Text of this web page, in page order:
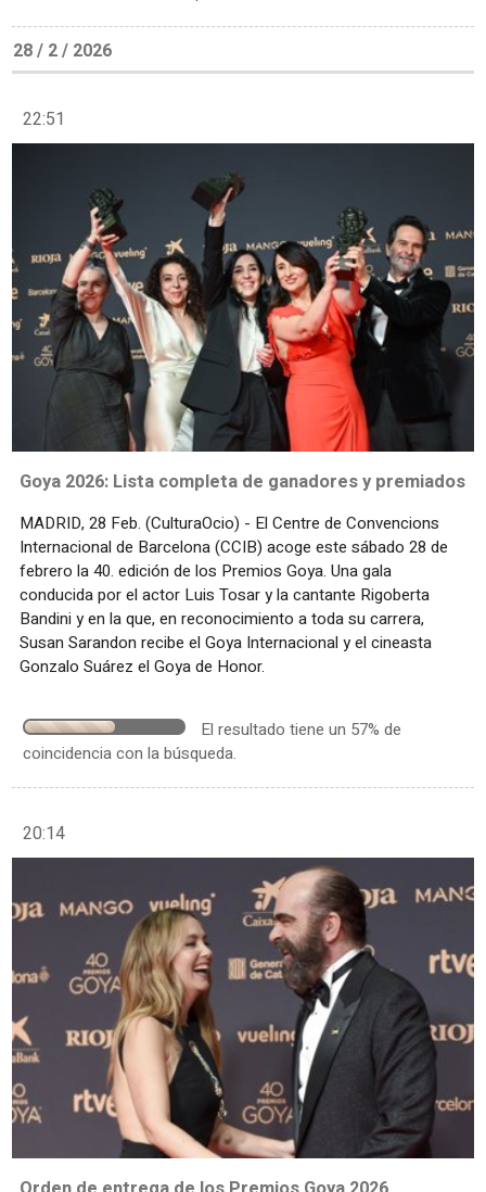
28 / 2 / 2026
22:51
Goya 2026: Lista completa de ganadores y premiados
MADRID, 28 Feb. (CulturaOcio) - El Centre de Convencions
Internacional de Barcelona (CCIB) acoge este sábado 28 de
febrero la 40. edición de los Premios Goya. Una gala
conducida por el actor Luis Tosar y la cantante Rigoberta
Bandini y en la que, en reconocimiento a toda su carrera,
Susan Sarandon recibe el Goya Internacional y el cineasta
Gonzalo Suárez el Goya de Honor.
El resultado tiene un 57% de
coincidencia con la búsqueda.
20:14